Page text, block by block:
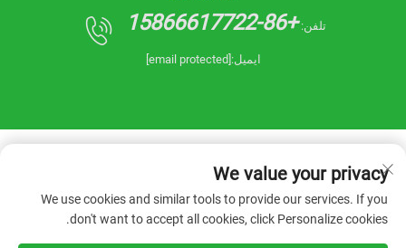
تلفن: +86-15866617722
ایمیل:[email protected]
حق تأليف و انتشار © 2025 شرکت ماشین‌آلات رِآنین
شاندونگ چین. تمامی حقوق محفوظ است. -
We value your privacy
We use cookies and similar tools to provide our services. If you
don't want to accept all cookies, click Personalize cookies.